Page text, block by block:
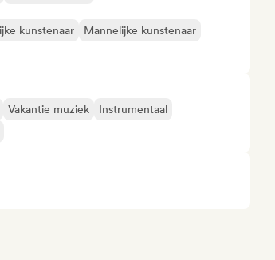
kunstenaar
Mannelijke kunstenaar
Vakantie muziek
Instrumentaal